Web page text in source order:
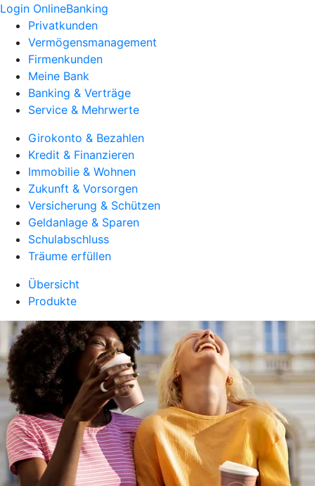
Login OnlineBanking
Privatkunden
Vermögensmanagement
Firmenkunden
Meine Bank
Banking & Verträge
Service & Mehrwerte
Girokonto & Bezahlen
Kredit & Finanzieren
Immobilie & Wohnen
Zukunft & Vorsorgen
Versicherung & Schützen
Geldanlage & Sparen
Schulabschluss
Träume erfüllen
Übersicht
Produkte